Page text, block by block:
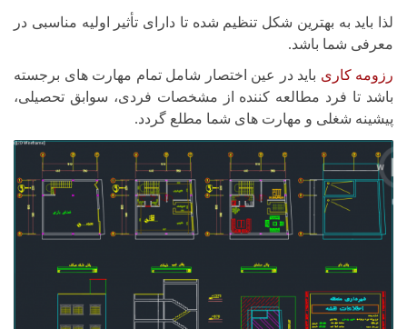
لذا باید به بهترین شکل تنظیم شده تا دارای تأثیر اولیه مناسبی در
معرفی شما باشد.
رزومه کاری باید در عین اختصار شامل تمام مهارت های برجسته
باشد تا فرد مطالعه کننده از مشخصات فردی، سوابق تحصیلی،
پیشینه شغلی و مهارت های شما مطلع گردد.